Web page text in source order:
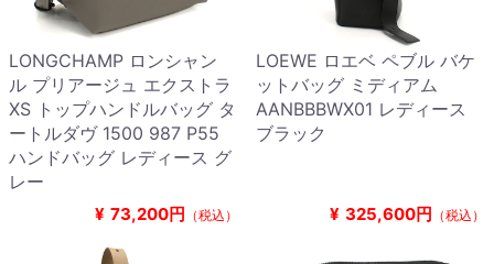
LONGCHAMP ロンシャン
ル プリアージュ エクストラ
XS トップハンドルバッグ タ
ートルダヴ 1500 987 P55
ハンドバッグ レディース グ
レー
¥ 73,200円 （税込）
LOEWE ロエベ ペブル バケ
ットバッグ ミディアム
AANBBBWX01 レディース
ブラック
¥ 325,600円 （税込）